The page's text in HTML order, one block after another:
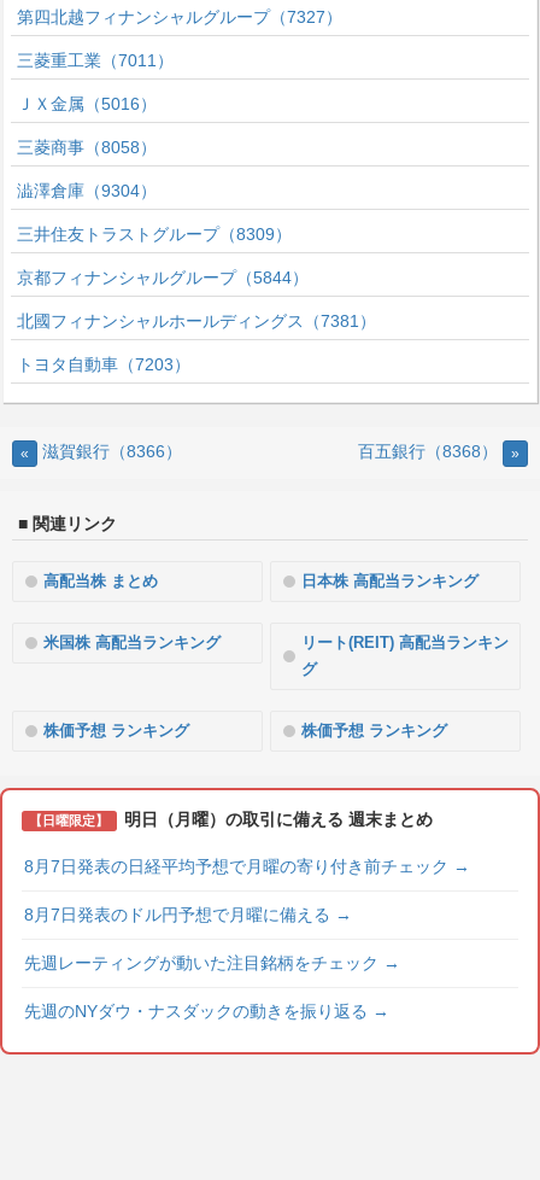
第四北越フィナンシャルグループ（7327）
三菱重工業（7011）
ＪＸ金属（5016）
三菱商事（8058）
澁澤倉庫（9304）
三井住友トラストグループ（8309）
京都フィナンシャルグループ（5844）
北國フィナンシャルホールディングス（7381）
トヨタ自動車（7203）
« 滋賀銀行（8366） 百五銀行（8368） »
■ 関連リンク
高配当株 まとめ 日本株 高配当ランキング
米国株 高配当ランキング
リート(REIT) 高配当ランキン
グ
株価予想 ランキング 株価予想 ランキング
【日曜限定】 明日（月曜）の取引に備える 週末まとめ
8月7日発表の日経平均予想で月曜の寄り付き前チェック →
8月7日発表のドル円予想で月曜に備える →
先週レーティングが動いた注目銘柄をチェック →
先週のNYダウ・ナスダックの動きを振り返る →